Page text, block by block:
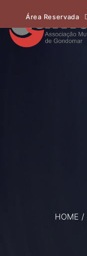
Área Reservada
HOME /